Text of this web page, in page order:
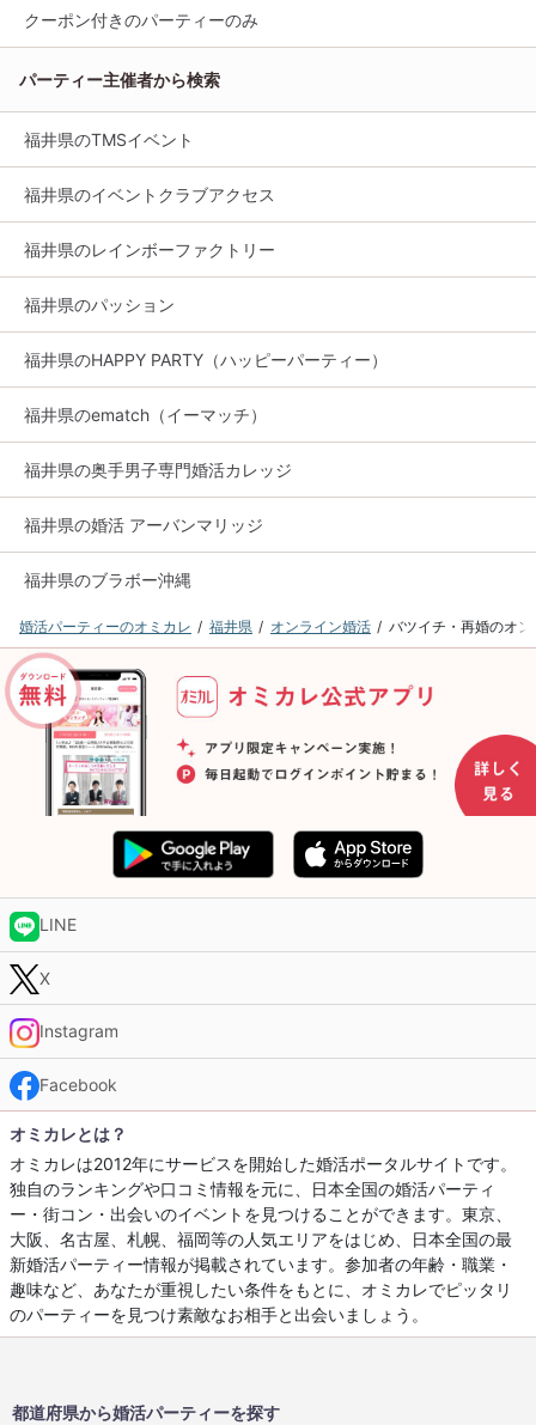
クーポン付きのパーティーのみ
パーティー主催者から検索
福井県のTMSイベント
福井県のイベントクラブアクセス
福井県のレインボーファクトリー
福井県のパッション
福井県のHAPPY PARTY（ハッピーパーティー）
福井県のematch（イーマッチ）
福井県の奥手男子専門婚活カレッジ
福井県の婚活 アーバンマリッジ
福井県のブラボー沖縄
婚活パーティーのオミカレ 福井県 オンライン婚活 バツイチ・再婚のオ
LINE
X
Instagram
Facebook
オミカレとは？
オミカレは2012年にサービスを開始した婚活ポータルサイトです。
独自のランキングや口コミ情報を元に、日本全国の婚活パーティ
ー・街コン・出会いのイベントを見つけることができます。東京、
大阪、名古屋、札幌、福岡等の人気エリアをはじめ、日本全国の最
新婚活パーティー情報が掲載されています。参加者の年齢・職業・
趣味など、あなたが重視したい条件をもとに、オミカレでピッタリ
のパーティーを見つけ素敵なお相手と出会いましょう。
都道府県から婚活パーティーを探す